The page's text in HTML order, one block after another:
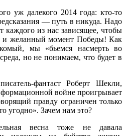
уж далекого 2014 года: кто-то
— путь в никуда. Надо
каждого из нас зависящее, чтобы
и желанный момент Победы! Как
мы «бьемся насмерть во
но не понимаем, что будет в
фантаст Роберт Шекли,
войне проигрывает
правду ограничен только
угодно». Зачем нам это?
весна тоже не давала